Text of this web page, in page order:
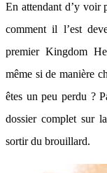
En attendant d’y voir
comment il l’est
premier Kingdom
même si de manière
êtes un peu perdu ?
dossier complet sur
sortir du brouillard.